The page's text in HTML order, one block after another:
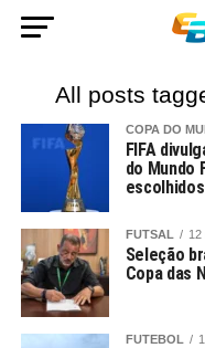
All posts
COPA DO
FIFA
do Mundo
escolhidos
FUTSAL 12
Seleção
Copa das
FUTEBOL